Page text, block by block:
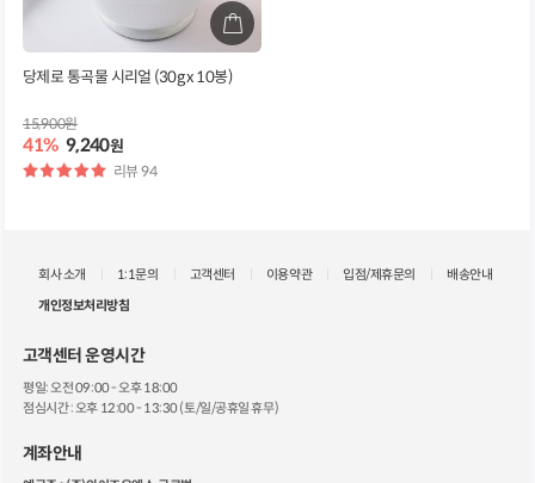
당제로 통곡물 시리얼 (30g x 10봉)
41% 9,240원
15,900원
별
리뷰 94
회사 소개 1:1문의 고객센터 이용약관 입점/제휴문의
배송안내
개인정보처리방침
고객센터 운영시간
평일: 오전 09:00 - 오후 18:00
점심시간 : 오후 12:00 - 13:30 (토/일/공휴일 휴무)
계좌안내